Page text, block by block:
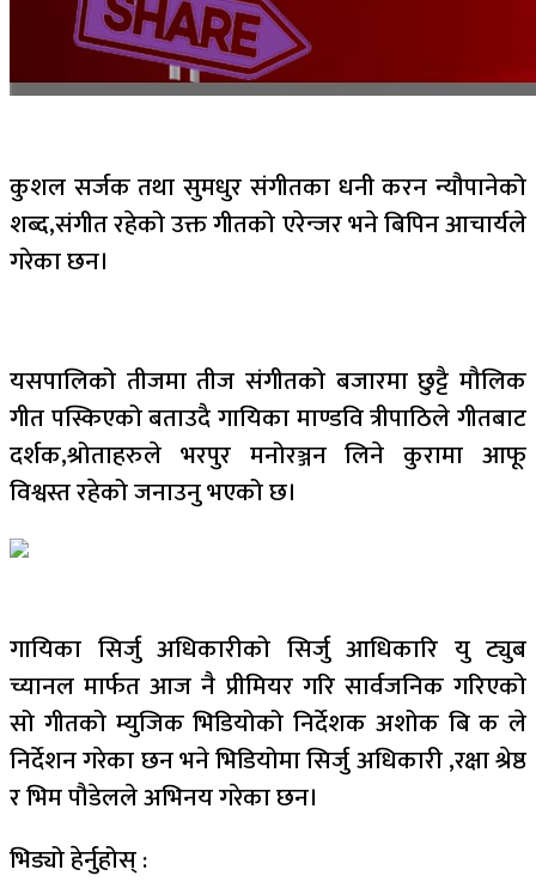
कुशल सर्जक तथा सुमधुर संगीतका धनी करन न्यौपानेको
शब्द,संगीत रहेको उक्त गीतको एरेन्जर भने बिपिन आचार्यले
गरेका छन।
यसपालिको तीजमा तीज संगीतको बजारमा छुट्टै मौलिक
गीत पस्किएको बताउदै गायिका माण्डवि त्रीपाठिले गीतबाट
दर्शक,श्रोताहरुले भरपुर मनोरञ्जन लिने कुरामा आफू
विश्वस्त रहेको जनाउनु भएको छ।
गायिका सिर्जु अधिकारीको सिर्जु आधिकारि यु ट्युब
च्यानल मार्फत आज नै प्रीमियर गरि सार्वजनिक गरिएको
सो गीतको म्युजिक भिडियोको निर्देशक अशोक बि क ले
निर्देशन गरेका छन भने भिडियोमा सिर्जु अधिकारी ,रक्षा श्रेष्ठ
र भिम पौडेलले अभिनय गरेका छन।
भिड्यो हेर्नुहोस् :